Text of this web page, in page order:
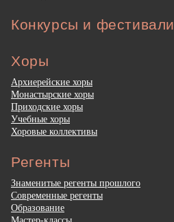
Конкурсы и фестивали
Хоры
Архиерейские хоры
Монастырские хоры
Приходские хоры
Учебные хоры
Хоровые коллективы
Регенты
Знаменитые регенты прошлого
Современные регенты
Образование